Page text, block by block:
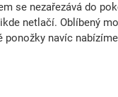
se nezařezává do
netlačí. Oblíbený
navíc